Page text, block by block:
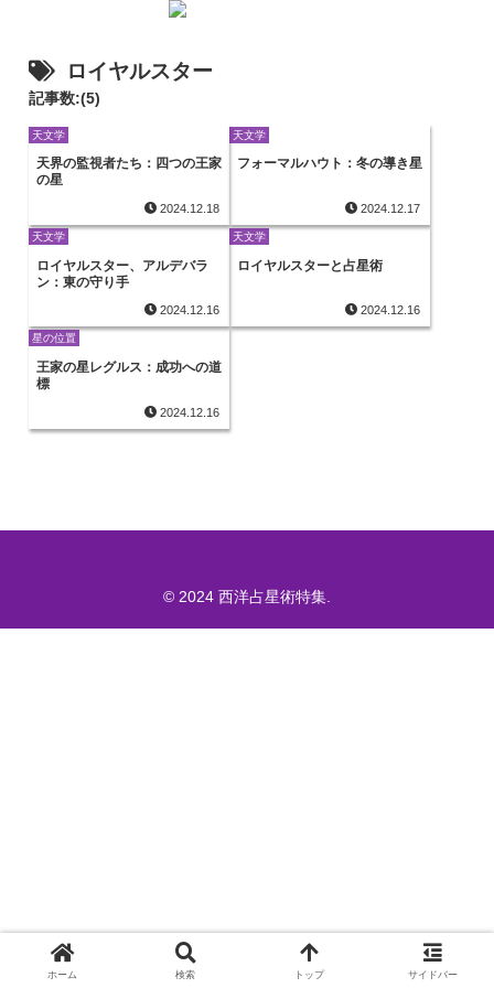
ロイヤルスター
記事数:(5)
天文学
天界の監視者たち：四つの王家
の星
2024.12.18
天文学
フォーマルハウト：冬の導き星
2024.12.17
天文学
ロイヤルスター、アルデバラ
ン：東の守り手
2024.12.16
天文学
ロイヤルスターと占星術
2024.12.16
星の位置
王家の星レグルス：成功への道
標
2024.12.16
© 2024 西洋占星術特集.
ホーム 検索 トップ サイドバー